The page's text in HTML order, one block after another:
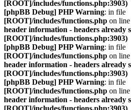
[ROOT]/includes/functions.php:3903)
[phpBB Debug] PHP Warning: in file
[ROOT]/includes/functions.php on line
header information - headers already
[ROOT]/includes/functions.php:3903)
[phpBB Debug] PHP Warning: in file
[ROOT]/includes/functions.php on line
header information - headers already
[ROOT]/includes/functions.php:3903)
[phpBB Debug] PHP Warning: in file
[ROOT]/includes/functions.php on line
header information - headers already
[ROOT]/includes/functions.php:3903)